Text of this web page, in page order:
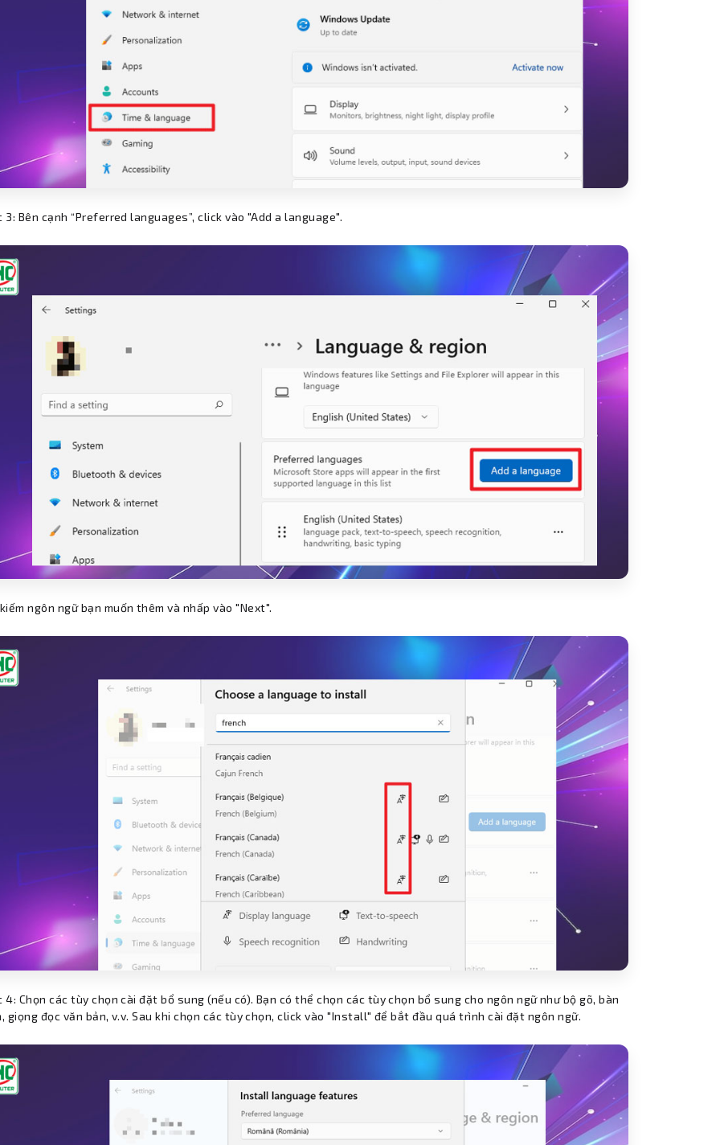
3: Bên cạnh “Preferred languages”, click vào "Add a language".
ngôn ngữ bạn muốn thêm và nhấp vào "Next".
4: Chọn các tùy chọn cài đặt bổ sung (nếu có). Bạn có thể chọn các tùy chọn bổ sung cho ngôn ngữ như bộ gõ, bàn
giọng đọc văn bản, v.v. Sau khi chọn các tùy chọn, click vào "Install" để bắt đầu quá trình cài đặt ngôn ngữ.